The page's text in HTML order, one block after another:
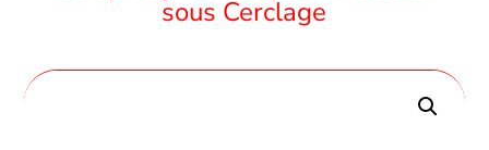
sous Cerclage